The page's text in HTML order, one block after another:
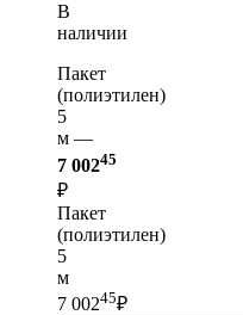
В
наличии
Пакет
(полиэтилен)
5
м —
7 00245
₽
Пакет
(полиэтилен)
5
м
7 00245₽